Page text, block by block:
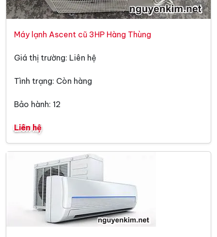
Máy lạnh Ascent cũ 3HP Hàng Thùng
Giá thị trường: Liên hệ
Tình trạng: Còn hàng
Bảo hành: 12
Liên hệ